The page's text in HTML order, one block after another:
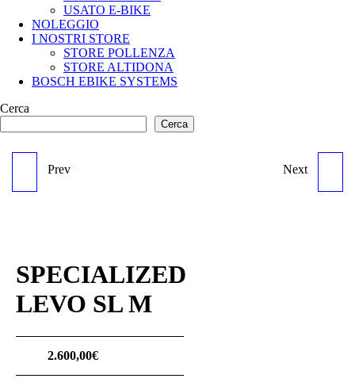
USATO E-BIKE
NOLEGGIO
I NOSTRI STORE
STORE POLLENZA
STORE ALTIDONA
BOSCH EBIKE SYSTEMS
Cerca
Cerca
Prev SPECIALIZED TURBO
Next
SPECIALIZED
LEVO SL M
2.600,00€